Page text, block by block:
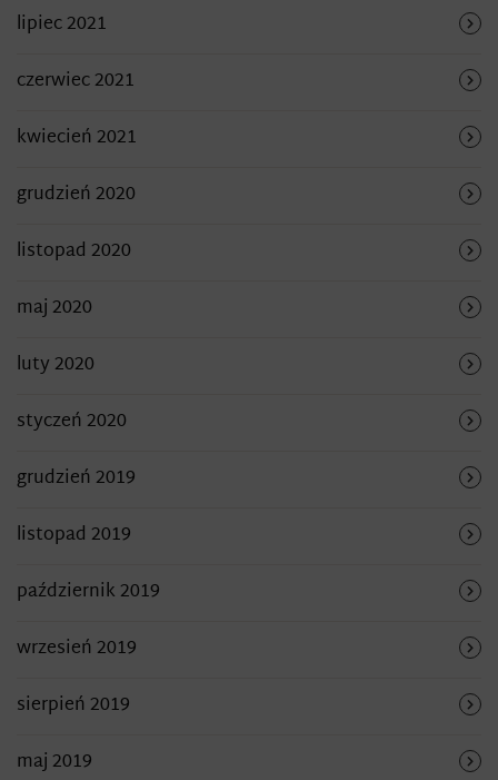
lipiec 2021
czerwiec 2021
kwiecień 2021
grudzień 2020
listopad 2020
maj 2020
luty 2020
styczeń 2020
grudzień 2019
listopad 2019
październik 2019
wrzesień 2019
sierpień 2019
maj 2019